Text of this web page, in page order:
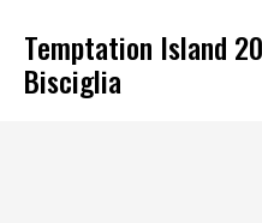
Temptation Island
Bisciglia